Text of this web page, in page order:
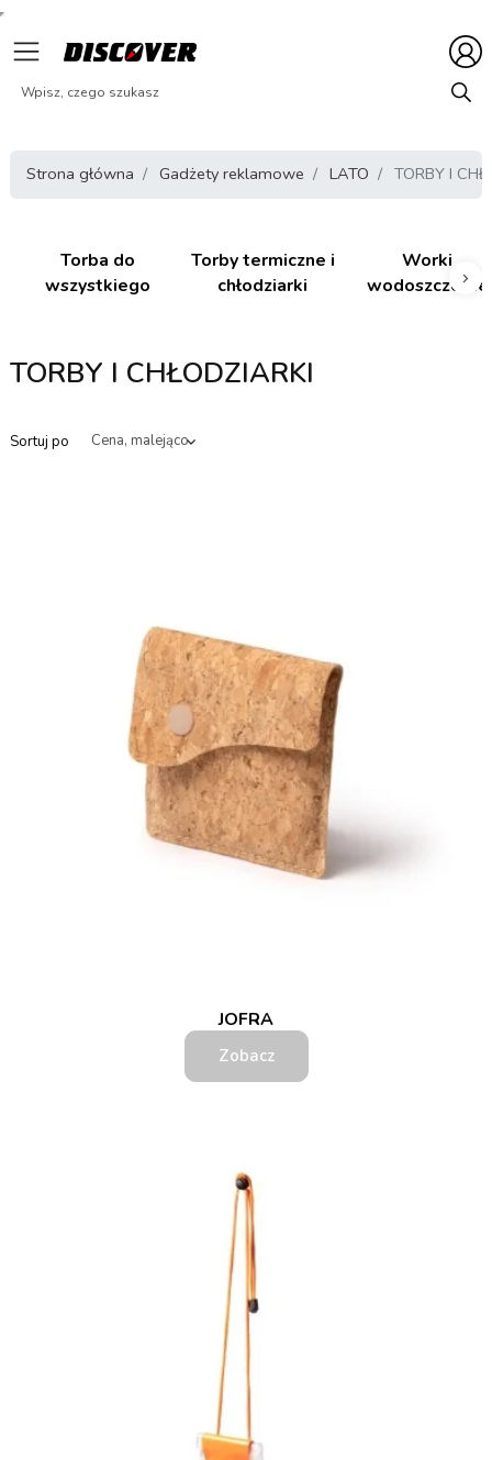
Strona główna Gadżety reklamowe LATO TORBY I
Torba do
wszystkiego
Torby termiczne i
chłodziarki
Worki
wodoszczelne
TORBY I CHŁODZIARKI
Sortuj po
JOFRA
Zobacz